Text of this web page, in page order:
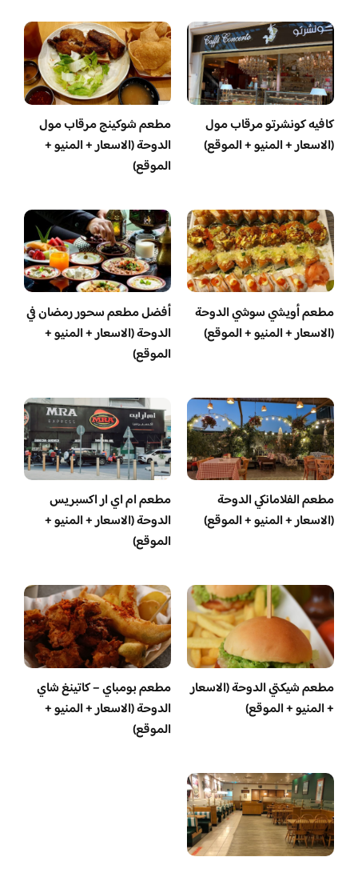
كافيه كونشرتو مرقاب مول
(الاسعار + المنيو + الموقع)
مطعم شوكينج مرقاب مول
الدوحة (الاسعار + المنيو +
الموقع)
مطعم أويشي سوشي الدوحة
(الاسعار + المنيو + الموقع)
أفضل مطعم سحور رمضان في
الدوحة (الاسعار + المنيو +
الموقع)
مطعم الفلامانكي الدوحة
(الاسعار + المنيو + الموقع)
مطعم ام اي ار اكسبريس
الدوحة (الاسعار + المنيو +
الموقع)
مطعم شيكتي الدوحة (الاسعار
+ المنيو + الموقع)
مطعم بومباي – كاتينغ شاي
الدوحة (الاسعار + المنيو +
الموقع)